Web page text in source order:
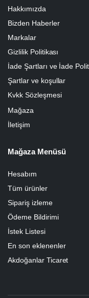
Hakkımızda
Bizden Haberler
Markalar
Gizlilik Politikası
İade Şartları ve İade
Şartlar ve koşullar
Kvkk Sözleşmesi
Mağaza
İletişim
Mağaza Menüsü
Hesabım
Tüm ürünler
Sipariş izleme
Ödeme Bildirimi
İstek Listesi
En son eklenenler
Akdoğanlar Ticaret